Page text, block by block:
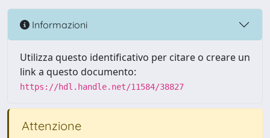
Informazioni
Utilizza questo identificativo per citare o creare un
link a questo documento:
https://hdl.handle.net/11584/38827
Attenzione